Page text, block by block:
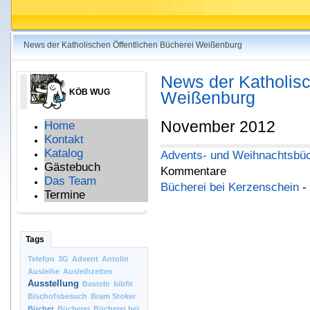
News der Katholischen Öffentlichen Bücherei Weißenburg
KÖB WUG
Home
Kontakt
Katalog
Gästebuch
Das Team
Termine
Tags
Telefon 3G Advent Antolin
Ausleihe Ausleihzeiten
Ausstellung Basteln bibfit
Bischofsbesuch Bram Stoker
News der
Weißenburg
November 2012
Advents- und
Kommentare
Bücherei bei Kerzenschein -